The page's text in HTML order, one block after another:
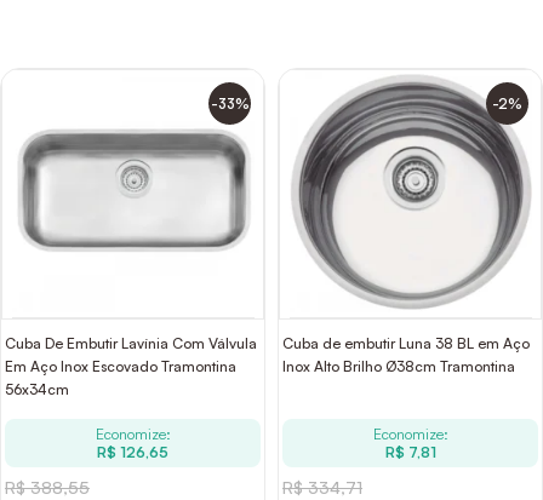
-33%
Cuba De Embutir Lavínia Com Válvula
Em Aço Inox Escovado Tramontina
56x34cm
Economize:
R$ 126,65
R$ 388,55
-2%
Cuba de embutir Luna 38 BL em Aço
Inox Alto Brilho Ø38cm Tramontina
Economize:
R$ 7,81
R$ 334,71